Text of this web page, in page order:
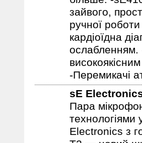
зайвого,
ручної
кардіоїдна
ослабленням.
-Перемикачі
sE
Пара
технологіями
Electronics з